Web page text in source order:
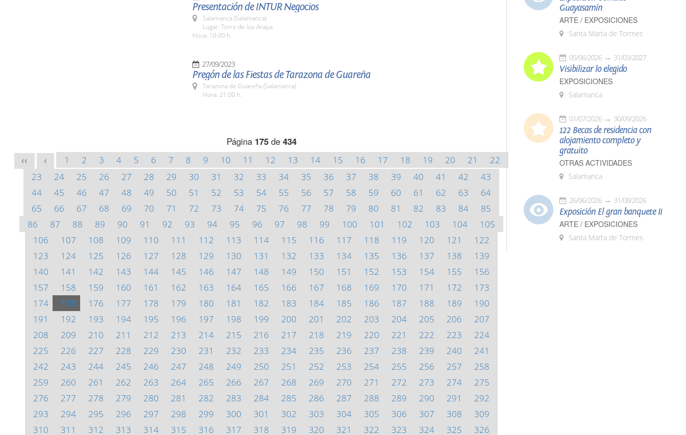
Presentación de INTUR Negocios
Salamanca (Salamanca)
Lugar: Torre de los Anaya
Hora: 10:00 h.
27/09/2023
Pregón de las Fiestas de Tarazona de Guareña
Tarazona de Guareña (Salamanca)
Hora: 21:00 h.
Página 175de 434
<< < 1 2 3 4 5 6 7 8 9 10 11 12 13 14 15 16 17 18 19 20 21
22
23
24 25 26 27 28 29 30 31 32 33 34 35 36 37 38 39 40 41 42
43
44
45 46 47 48 49 50 51 52 53 54 55 56 57 58 59 60 61 62 63
64
65
66 67 68 69 70 71 72 73 74 75 76 77 78 79 80 81 82 83 84
85
86
87 88 89 90 91 92 93 94 95 96 97 98 99 100 101 102 103 104
105
106
107 108 109 110 111 112 113 114 115 116 117 118 119 120 121
122
123
124 125 126 127 128 129 130 131 132 133 134 135 136 137 138
139
140
141 142 143 144 145 146 147 148 149 150 151 152 153 154 155
156
157
158 159 160 161 162 163 164 165 166 167 168 169 170 171 172
173
174
175 176 177 178 179 180 181 182 183 184 185 186 187 188 189
190
191
192 193 194 195 196 197 198 199 200 201 202 203 204 205 206
207
208
209 210 211 212 213 214 215 216 217 218 219 220 221 222 223
224
225
226 227 228 229 230 231 232 233 234 235 236 237 238 239 240
241
242
243 244 245 246 247 248 249 250 251 252 253 254 255 256 257
258
259
260 261 262 263 264 265 266 267 268 269 270 271 272 273 274
275
276
277 278 279 280 281 282 283 284 285 286 287 288 289 290 291
292
293
294 295 296 297 298 299 300 301 302 303 304 305 306 307 308
309
310
311 312 313 314 315 316 317 318 319 320 321 322 323 324 325 326
Guayasamín
ARTE / EXPOSICIONES
Santa Marta de Tormes
05/06/2026 31/03/2027
Visibilizar lo elegido
EXPOSICIONES
Salamanca
01/07/2026 30/09/2026
122 Becas de residencia con
alojamiento completo y
gratuito
OTRAS ACTIVIDADES
Salamanca
26/06/2026 31/08/2026
Exposición El gran banquete II
ARTE / EXPOSICIONES
Santa Marta de Tormes